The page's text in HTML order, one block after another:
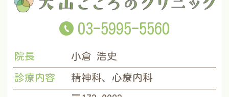
03-5995-5560
院長 小倉 浩史
診療内容 精神科、心療内科